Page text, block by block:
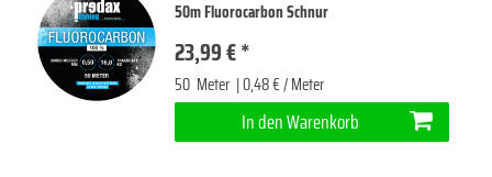
50m Fluorocarbon Schnur
23,99 € *
50 Meter | 0,48 € / Meter
In den Warenkorb